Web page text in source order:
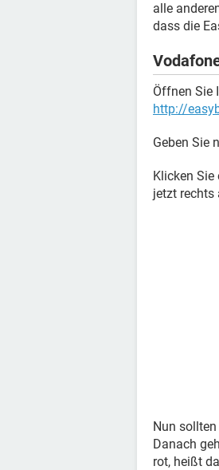
alle
dass die
Öffnen Sie
http://
Geben Sie
Klicken
jetzt rechts
Nun
Danach
rot, heißt